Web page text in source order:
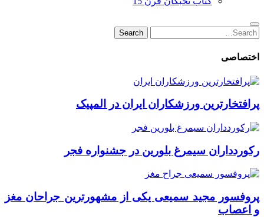
Search
for:
Search
اختصاصی
پرافتخارترین ورزشکاران ایران در المپیک
رکوردداران سیمرغ بلورین در جشنواره فجر
پروفسور مجید سمیعی یکی از مشهورترین جراحان مغز
و اعصاب